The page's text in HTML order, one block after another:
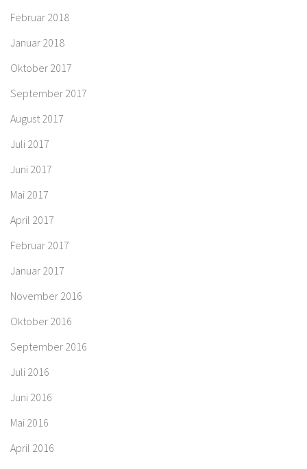
Februar 2018
Januar 2018
Oktober 2017
September 2017
August 2017
Juli 2017
Juni 2017
Mai 2017
April 2017
Februar 2017
Januar 2017
November 2016
Oktober 2016
September 2016
Juli 2016
Juni 2016
Mai 2016
April 2016